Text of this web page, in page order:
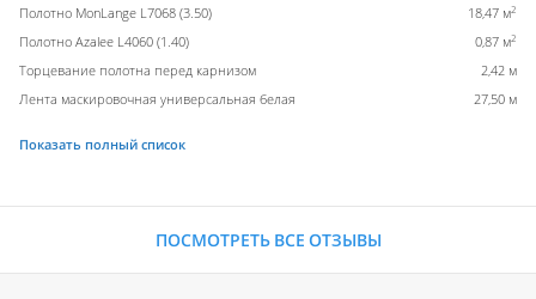
Полотно MonLange L7068 (3.50) 18,47 м2
Полотно Azalee L4060 (1.40) 0,87 м2
Торцевание полотна перед карнизом
2,42 м
Лента маскировочная универсальная белая
27,50 м
Показать полный список
ПОСМОТРЕТЬ ВСЕ ОТЗЫВЫ